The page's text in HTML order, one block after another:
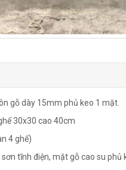
gỗ dày 15mm phủ keo 1 mặt.
30x30 cao 40cm
4 ghế)
tĩnh điện, mặt gỗ cao su phủ